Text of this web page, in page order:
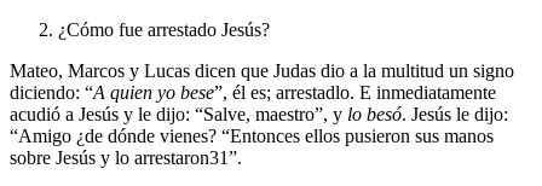
¿Cómo fue arrestado Jesús?
Mateo, Marcos y Lucas dicen que Judas dio a la multitud un signo
diciendo: “A quien yo bese”, él es; arrestadlo. E inmediatamente
acudió a Jesús y le dijo: “Salve, maestro”, y lo besó. Jesús le dijo:
“Amigo ¿de dónde vienes? “Entonces ellos pusieron sus manos
sobre Jesús y lo arrestaron31”.